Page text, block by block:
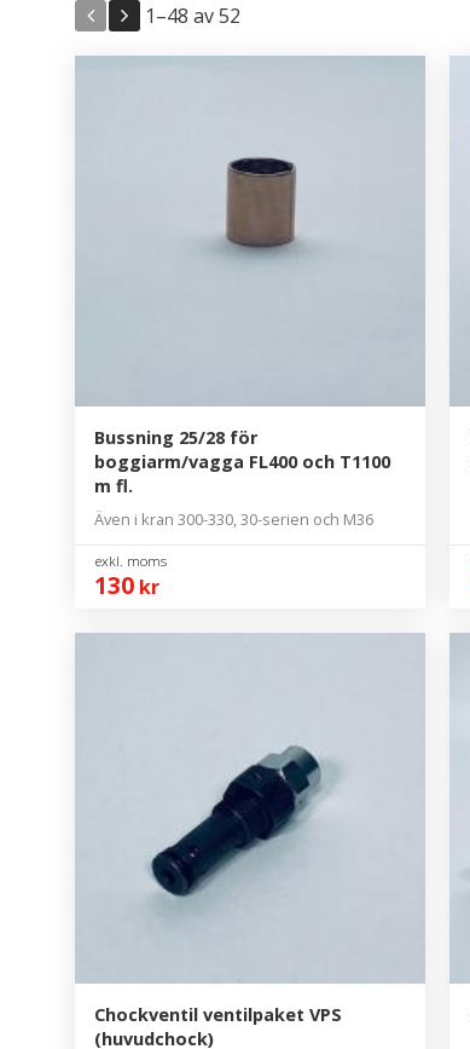
1–48 av52
Bussning 25/28 för
boggiarm/vagga FL400 och T1100
m fl.
Även i kran 300-330, 30-serien och M36
130 kr
Chockventil ventilpaket VPS
(huvudchock)